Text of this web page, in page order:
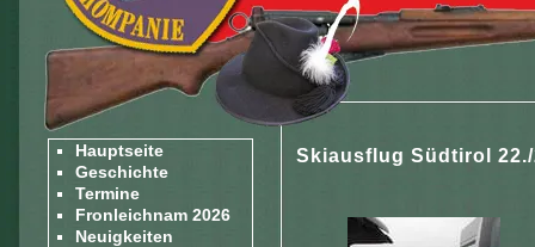
Hauptseite
Geschichte
Termine
Fronleichnam 2026
Neuigkeiten
Skiausflug Südtirol 22./